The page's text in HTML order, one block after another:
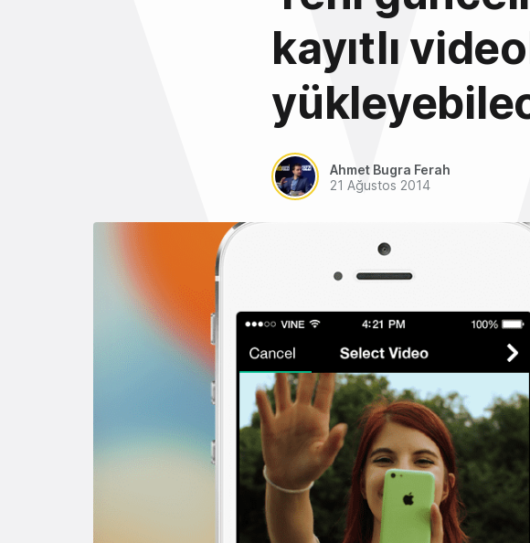
kayıtlı
Ahmet Bugra Ferah
21 Ağustos 2014